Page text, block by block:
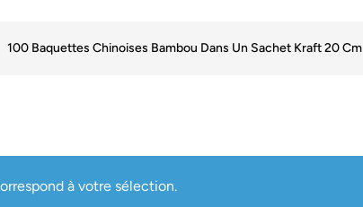
100 Baquettes Chinoises Bambou Dans Un Sachet Kraft 20 Cm
à votre sélection.